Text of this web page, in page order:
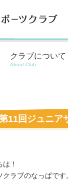
クラブについて
11回ジュニア
！
ラブのなっぱです